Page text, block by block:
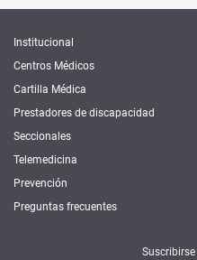
Institucional
Centros Médicos
Cartilla Médica
Prestadores de discapacidad
Seccionales
Telemedicina
Prevención
Preguntas frecuentes